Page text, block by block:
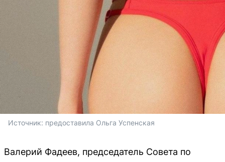
Источник: предоставила Ольга Успенская
Валерий Фадеев, председатель Совета по